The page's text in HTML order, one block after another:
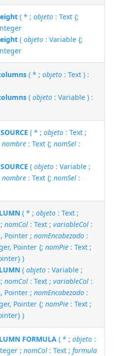
( * ;objeto : Text {;
(objeto : Variable {;
( * ;objeto : Text ) :
(objeto : Variable ) :
( * ;objeto : Text ;
nombre : Text {;nomSel :
(objeto : Variable ;
nombre : Text {;nomSel :
( * ;objeto : Text ;
;nomCol : Text ;variableCol :
Pointer ;nomEncabezado :
Pointer {;nomPie : Text ;
)
(objeto : Variable ;
;nomCol : Text ;variableCol :
Pointer ;nomEncabezado :
Pointer {;nomPie : Text ;
)
FORMULA ( * ;objeto :
;nomCol : Text ;formula